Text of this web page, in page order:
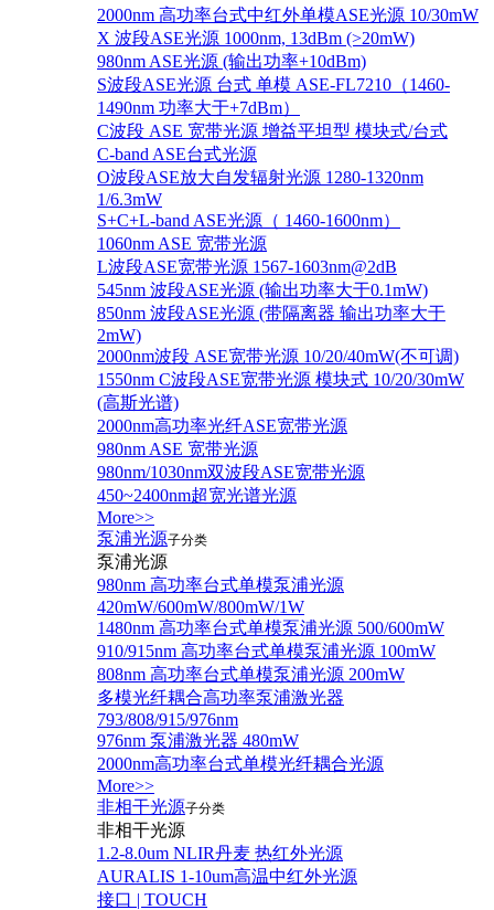
2000nm 高功率台式中红外单模ASE光源 10/30mW
X 波段ASE光源 1000nm, 13dBm (>20mW)
980nm ASE光源 (输出功率+10dBm)
S波段ASE光源 台式 单模 ASE-FL7210（1460-
1490nm 功率大于+7dBm）
C波段 ASE 宽带光源 增益平坦型 模块式/台式
C-band ASE台式光源
O波段ASE放大自发辐射光源 1280-1320nm
1/6.3mW
S+C+L-band ASE光源（ 1460-1600nm）
1060nm ASE 宽带光源
L波段ASE宽带光源 1567-1603nm@2dB
545nm 波段ASE光源 (输出功率大于0.1mW)
850nm 波段ASE光源 (带隔离器 输出功率大于
2mW)
2000nm波段 ASE宽带光源 10/20/40mW(不可调)
1550nm C波段ASE宽带光源 模块式 10/20/30mW
(高斯光谱)
2000nm高功率光纤ASE宽带光源
980nm ASE 宽带光源
980nm/1030nm双波段ASE宽带光源
450~2400nm超宽光谱光源
More>>
泵浦光源子分类
泵浦光源
980nm 高功率台式单模泵浦光源
420mW/600mW/800mW/1W
1480nm 高功率台式单模泵浦光源 500/600mW
910/915nm 高功率台式单模泵浦光源 100mW
808nm 高功率台式单模泵浦光源 200mW
多模光纤耦合高功率泵浦激光器
793/808/915/976nm
976nm 泵浦激光器 480mW
2000nm高功率台式单模光纤耦合光源
More>>
非相干光源子分类
非相干光源
1.2-8.0um NLIR丹麦 热红外光源
AURALIS 1-10um高温中红外光源
接口 | TOUCH